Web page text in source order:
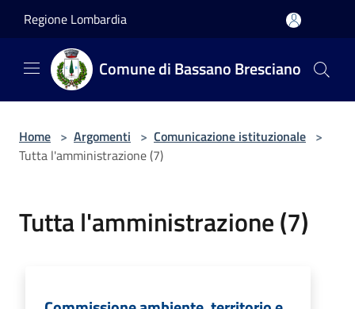
Regione Lombardia
Comune di Bassano Bresciano
Home > Argomenti > Comunicazione istituzionale >
Tutta l'amministrazione (7)
Tutta l'amministrazione (7)